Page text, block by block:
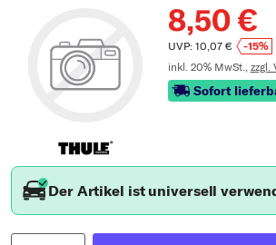
8,50 €
UVP: 10,07 €
-15%
inkl. 20% MwSt., zzgl.
Sofort
Der Artikel ist universell